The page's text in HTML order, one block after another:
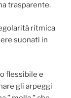
trasparente.
ritmica
suonati in
flessibile e
gli arpeggi